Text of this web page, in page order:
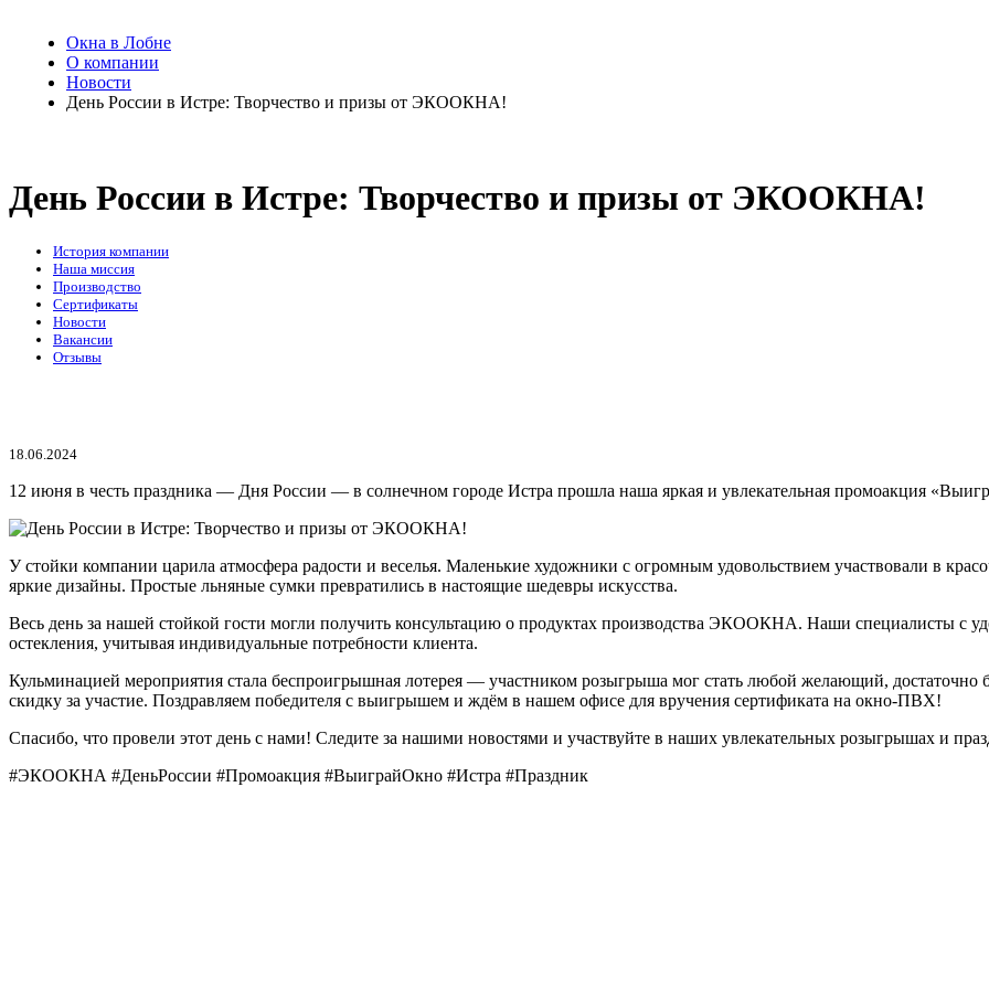
Окна в Лобне
О компании
Новости
День России в Истре: Творчество и призы от ЭКООКНА!
День России в Истре: Творчество и призы от ЭКООКНА!
История компании
Наша миссия
Производство
Сертификаты
Новости
Вакансии
Отзывы
18.06.2024
12 июня в честь праздника — Дня России — в солнечном городе Истра прошла наша яркая и увлекательная промоакция
У стойки компании царила атмосфера радости и веселья. Маленькие художники с огромным удовольствием участвовали в
яркие дизайны. Простые льняные сумки превратились в настоящие шедевры искусства.
Весь день за нашей стойкой гости могли получить консультацию о продуктах производства ЭКООКНА. Наши специалисты с
остекления, учитывая индивидуальные потребности клиента.
Кульминацией мероприятия стала беспроигрышная лотерея — участником розыгрыша мог стать любой желающий,
скидку за участие. Поздравляем победителя с выигрышем и ждём в нашем офисе для вручения сертификата на окно-ПВХ!
Спасибо, что провели этот день с нами! Следите за нашими новостями и участвуйте в наших увлекательных розыгрышах и
#ЭКООКНА #ДеньРоссии #Промоакция #ВыиграйОкно #Истра #Праздник